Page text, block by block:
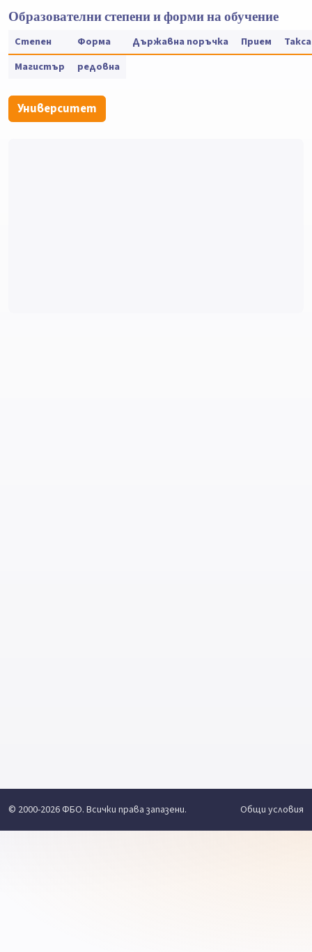
Образователни степени и форми на обучение
Степен Форма Държавна поръчка Прием
Магистър
редовна
Университет
© 2000-2026 ФБО. Всички права запазени. Общи условия